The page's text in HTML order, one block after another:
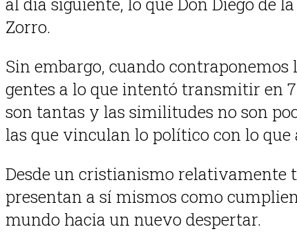
al día siguiente, lo que Don Diego de
Zorro.
Sin embargo, cuando
gentes a lo que intentó transmitir en
son tantas y las similitudes no son
las que vinculan lo político con lo
Desde un cristianismo relativamente
presentan a sí mismos como
mundo hacia un nuevo despertar.